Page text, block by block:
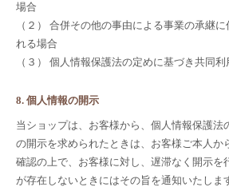
場合
（２） 合併その他の事由による事業の承継
れる場合
（３） 個人情報保護法の定めに基づき共同
8. 個人情報の開示
当ショップは、お客様から、個人情報保護法
の開示を求められたときは、お客様ご本人か
確認の上で、お客様に対し、遅滞なく開示を
が存在しないときにはその旨を通知いたしま